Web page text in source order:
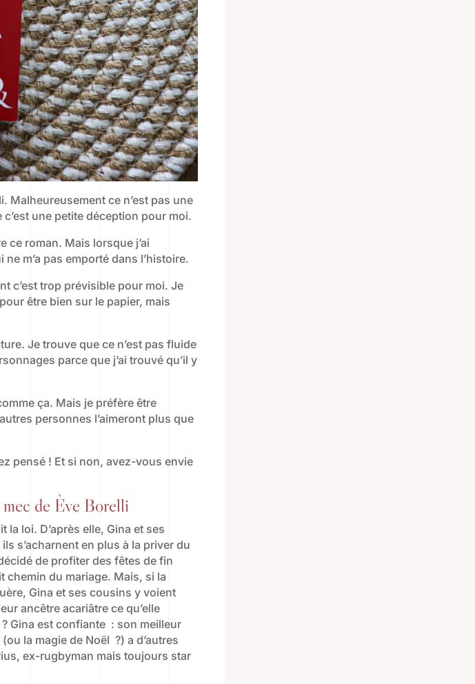
Malheureusement ce n’est pas une
une petite déception pour moi.
ce roman. Mais lorsque j’ai
m’a pas emporté dans l’histoire.
c’est trop prévisible pour moi. Je
être bien sur le papier, mais
Je trouve que ce n’est pas fluide
parce que j’ai trouvé qu’il y
ça. Mais je préfère être
personnes l’aimeront plus que
pensé ! Et si non, avez-vous envie
mec de Ève Borelli
loi. D’après elle, Gina et ses
s’acharnent en plus à la priver du
de profiter des fêtes de fin
chemin du mariage. Mais, si la
Gina et ses cousins y voient
ancêtre acariâtre ce qu’elle
Gina est confiante : son meilleur
la magie de Noël ?) a d’autres
ex-rugbyman mais toujours star